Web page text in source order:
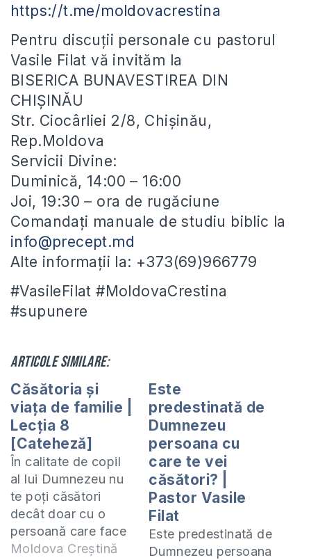
https://t.me/moldovacrestina
Pentru discuții personale cu pastorul
Vasile Filat vă invităm la
BISERICA BUNAVESTIREA DIN
CHIȘINĂU
Str. Ciocârliei 2/8, Chișinău,
Rep.Moldova
Servicii Divine:
Duminică, 14:00 – 16:00
Joi, 19:30 – ora de rugăciune
Comandați manuale de studiu biblic la
info@precept.md
Alte informații la: +373(69)966779
#VasileFilat #MoldovaCrestina
#supunere
Articole similare:
Căsătoria și
viața de familie |
Lecția 8
[Cateheză]
În calitate de copil
al lui Dumnezeu nu
te poți căsători
decât doar cu o
persoană care face
parte din același
Moldova Creștină
Este
predestinată de
Dumnezeu
persoana cu
care te vei
căsători? |
Pastor Vasile
Filat
Este predestinată de
Dumnezeu persoana